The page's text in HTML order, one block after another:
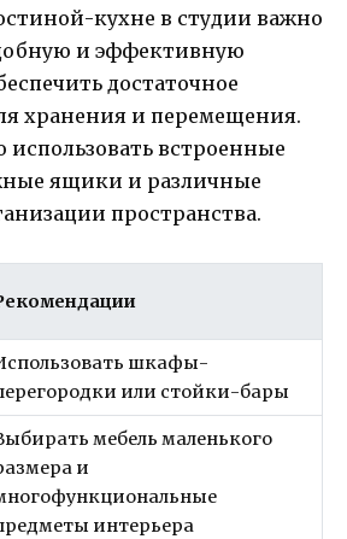
кухне в студии важно
и эффективную
достаточное
хранения и перемещения.
использовать встроенные
ящики и различные
пространства.
шкафы-
или стойки-бары
мебель маленького
и
интерьера